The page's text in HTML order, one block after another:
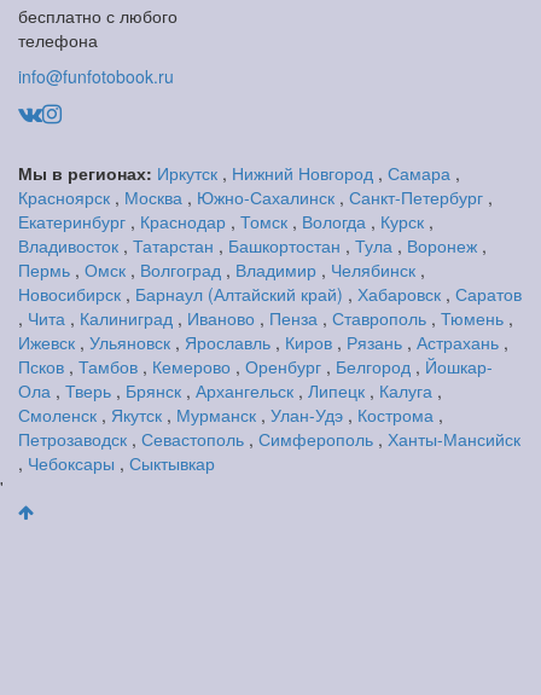
бесплатно с любого
телефона
info@funfotobook.ru
Мы в регионах: Иркутск , Нижний Новгород , Самара ,
Красноярск , Москва , Южно-Сахалинск , Санкт-Петербург ,
Екатеринбург , Краснодар , Томск , Вологда , Курск ,
Владивосток , Татарстан , Башкортостан , Тула , Воронеж ,
Пермь , Омск , Волгоград , Владимир , Челябинск ,
Новосибирск , Барнаул (Алтайский край) , Хабаровск , Саратов
, Чита , Калиниград , Иваново , Пенза , Ставрополь , Тюмень ,
Ижевск , Ульяновск , Ярославль , Киров , Рязань , Астрахань ,
Псков , Тамбов , Кемерово , Оренбург , Белгород , Йошкар-
Ола , Тверь , Брянск , Архангельск , Липецк , Калуга ,
Смоленск , Якутск , Мурманск , Улан-Удэ , Кострома ,
Петрозаводск , Севастополь , Симферополь , Ханты-Мансийск
, Чебоксары , Сыктывкар
'